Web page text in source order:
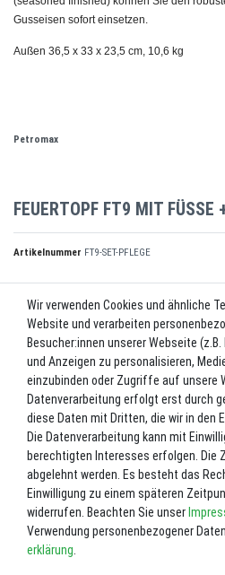
Gusseisen sofort einsetzen.
Außen 36,5 x 33 x 23,5 cm, 10,6 kg
Petromax
FEUERTOPF FT9 MIT FÜSSE
Artikelnummer FT9-SET-PFLEGE
UVP 119,00 €
89,99 EUR*
Lieferzeit ca. 2-3 Werktage.
In
Wunschliste
* inkl. ges. MwSt. zzgl. Versandkosten
Wir verwenden Cookies und ähnliche
Website und verarbeiten
Besucher:innen unserer Webseite
und Anzeigen zu personalisieren,
einzubinden oder Zugriffe auf unsere
Datenverarbeitung erfolgt erst durch
diese Daten mit Dritten, die wir in den
Die Datenverarbeitung kann mit
berechtigten Interesses erfolgen. Die
abgelehnt werden. Es besteht das
Einwilligung zu einem späteren
widerrufen. Beachten Sie unser
Verwendung personenbezogener
erklärung